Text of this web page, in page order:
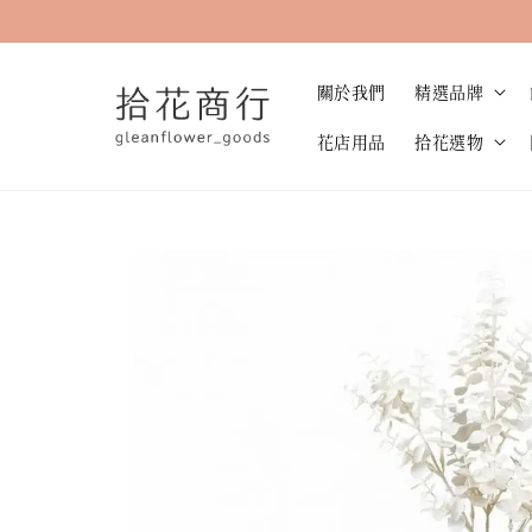
關於我們 精選品牌
花店用品 拾花選物